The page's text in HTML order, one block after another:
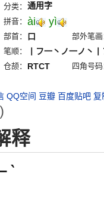
分类： 通用字
拼音： ài yì
部首： 口 部外笔画
笔顺：
丨フ一丶ノ一ノ丶
仓颉： RTCT 四角号码
QQ空间 豆瓣 百度贴吧 复
释
ˋ